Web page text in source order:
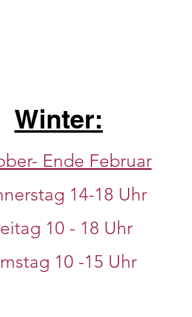
Winter:
Ende Februar
14-18 Uhr
10 - 18 Uhr
10 -15 Uhr